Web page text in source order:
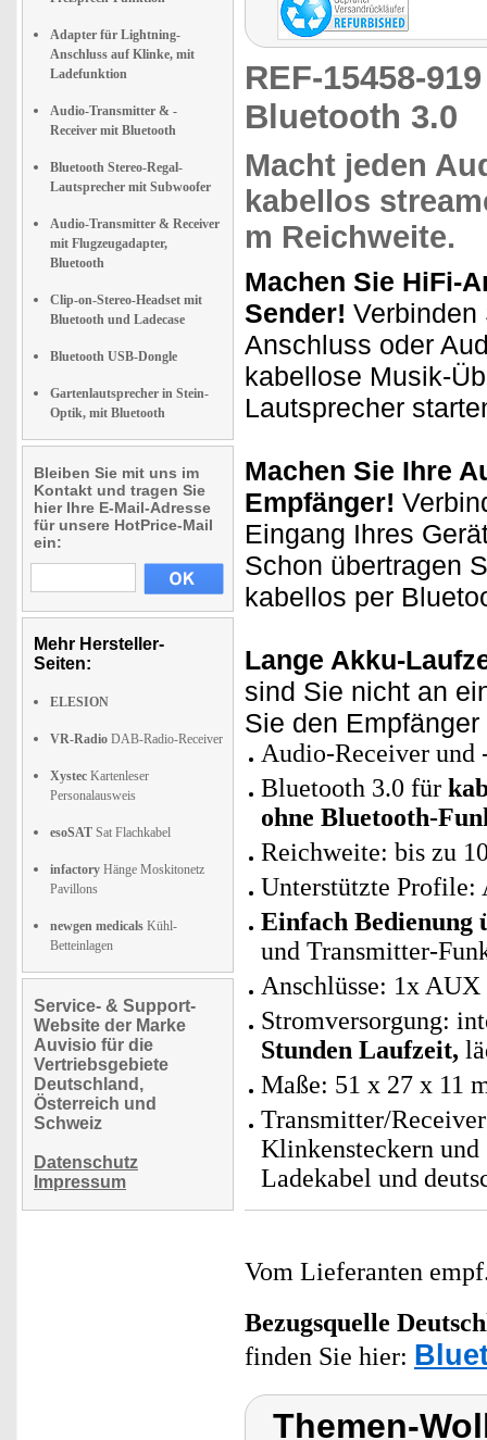
Adapter für Lightning-
Anschluss auf Klinke, mit
Ladefunktion
Audio-Transmitter & -
Receiver mit Bluetooth
Bluetooth Stereo-Regal-
Lautsprecher mit Subwoofer
Audio-Transmitter & Receiver
mit Flugzeugadapter,
Bluetooth
Clip-on-Stereo-Headset mit
Bluetooth und Ladecase
Bluetooth USB-Dongle
Gartenlautsprecher in Stein-
Optik, mit Bluetooth
Bleiben Sie mit uns im
Kontakt und tragen Sie
hier Ihre E-Mail-Adresse
für unsere HotPrice-Mail
ein:
Mehr Hersteller-
Seiten:
ELESION
VR-Radio DAB-Radio-Receiver
Xystec Kartenleser
Personalausweis
esoSAT Sat Flachkabel
infactory Hänge Moskitonetz
Pavillons
newgen medicals Kühl-
Betteinlagen
Service- & Support-
Website der Marke
Auvisio für die
Vertriebsgebiete
Deutschland,
Österreich und
Schweiz
Datenschutz
Impressum
REF-15458-
Bluetooth 3.0
Macht jeden
kabellos
m Reichweite.
Machen Sie HiFi-
Sender! Verbinden
Anschluss oder
kabellose Musik-
Lautsprecher
Machen Sie Ihre
Empfänger!
Eingang Ihres
Schon übertragen
kabellos per
Lange Akku-
sind Sie nicht an
Sie den
Audio-Receiver
Bluetooth 3.0 für
ohne Bluetooth-
Reichweite: bis zu
Unterstützte Profile:
Einfach Bedienung
und Transmitter-
Anschlüsse: 1x
Stromversorgung:
Stunden Laufzeit,
Maße: 51 x 27 x 11
Transmitter/
Klinkensteckern
Ladekabel und
Vom Lieferanten
Bezugsquelle
finden Sie hier:
Themen-